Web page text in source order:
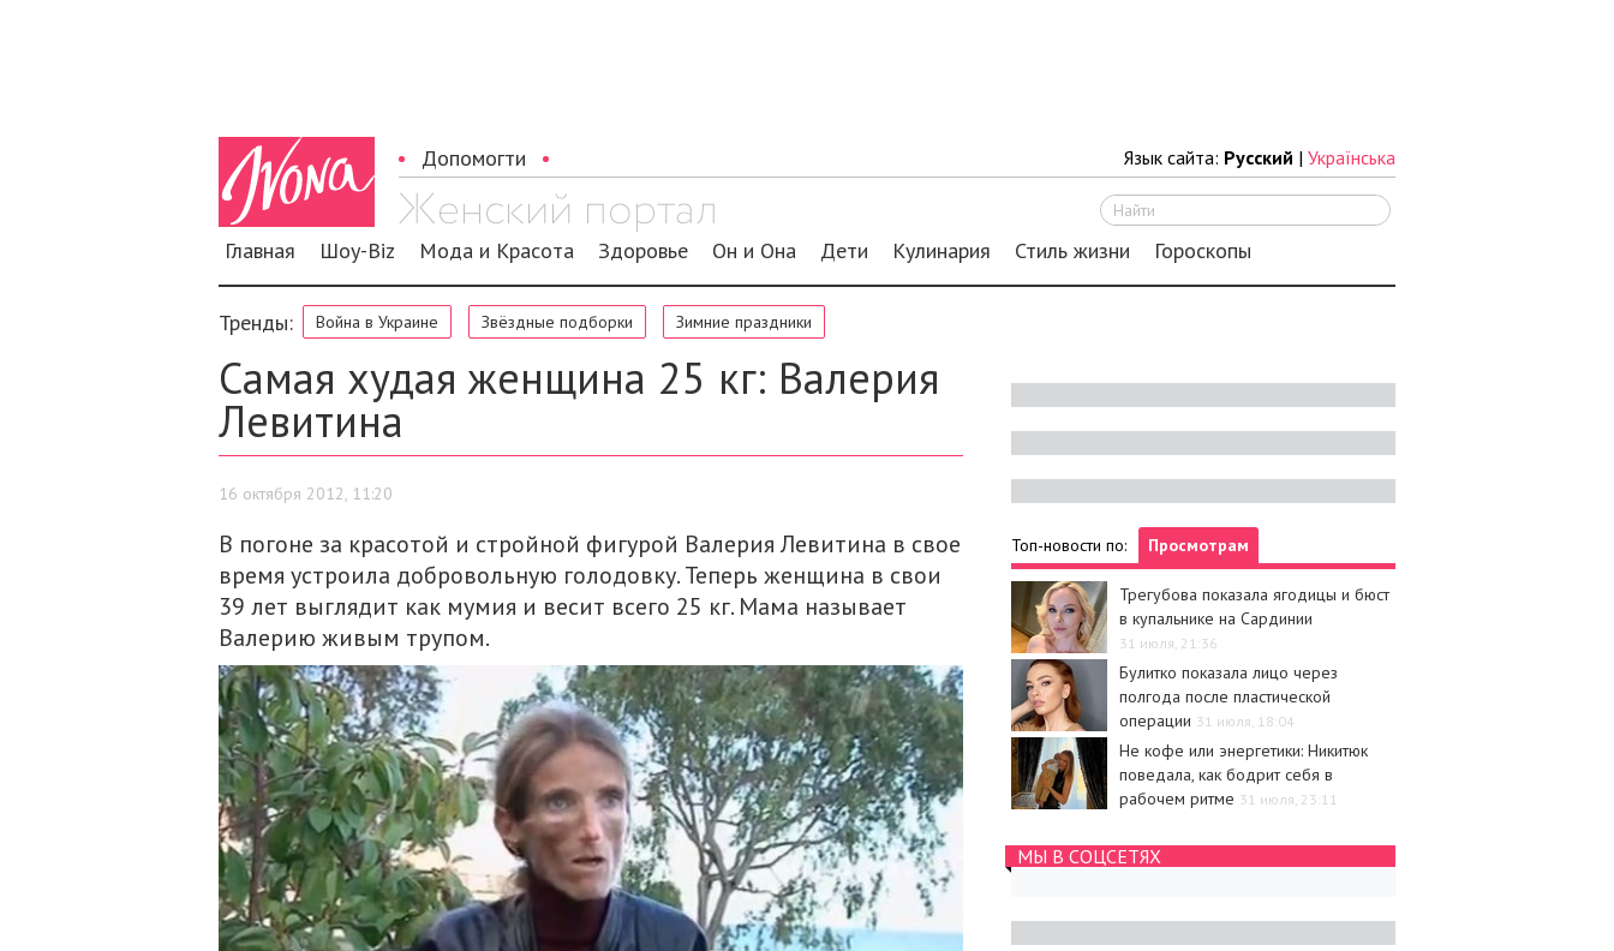
Допомогти Язык сайта: Русский | Українська
Главная Шоу-Biz Мода и Красота Здоровье Он и Она Дети Кулинария Стиль жизни Гороскопы
Тренды: Война в Украине Звёздные подборки Зимние праздники
Самая худая женщина 25 кг: Валерия
Левитина
16 октября 2012, 11:20
В погоне за красотой и стройной фигурой Валерия Левитина в свое
время устроила добровольную голодовку. Теперь женщина в свои
39 лет выглядит как мумия и весит всего 25 кг. Мама называет
Валерию живым трупом.
Топ-новости по: Просмотрам
Трегубова показала ягодицы и бюст
в купальнике на Сардинии
31 июля, 21:36
Булитко показала лицо через
полгода после пластической
операции 31 июля, 18:04
Не кофе или энергетики: Никитюк
поведала, как бодрит себя в
рабочем ритме 31 июля, 23:11
МЫ В СОЦСЕТЯХ